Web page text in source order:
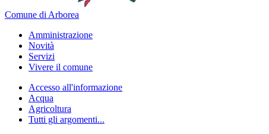
Comune di Arborea
Amministrazione
Novità
Servizi
Vivere il comune
Accesso all'informazione
Acqua
Agricoltura
Tutti gli argomenti...